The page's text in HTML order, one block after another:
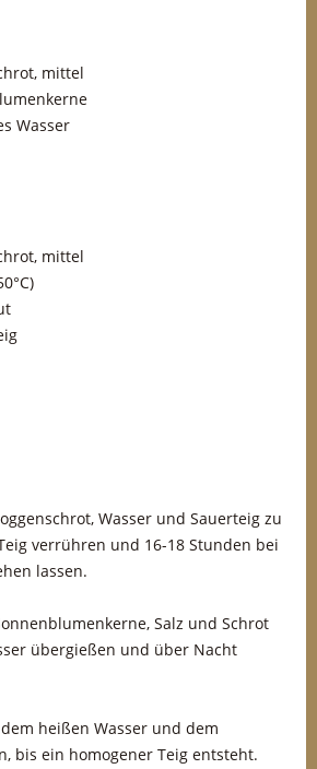
mittel
Wasser
mittel
Wasser und Sauerteig zu
verrühren und 16-18 Stunden bei
lassen.
Salz und Schrot
übergießen und über Nacht
heißen Wasser und dem
bis ein homogener Teig entsteht.